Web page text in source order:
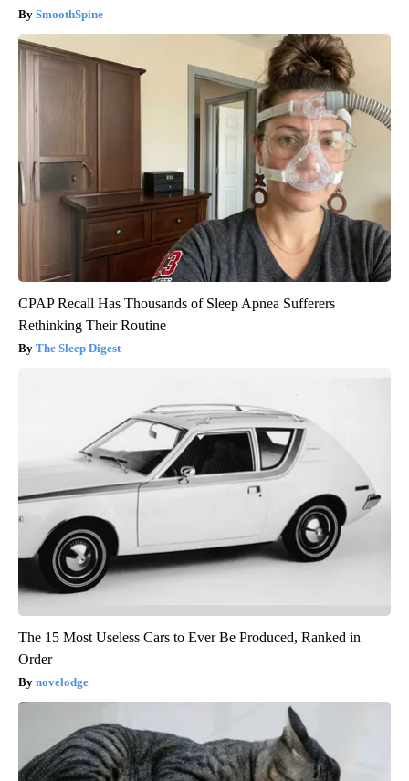
SmoothSpine
CPAP Recall Has Thousands of Sleep Apnea Sufferers
Rethinking Their Routine
The Sleep Digest
The 15 Most Useless Cars to Ever Be Produced, Ranked in
Order
novelodge